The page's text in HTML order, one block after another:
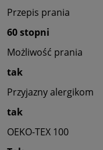
Przepis prania
60 stopni
Możliwość prania
tak
Przyjazny alergikom
tak
OEKO-TEX 100